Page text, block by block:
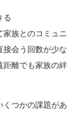
る
族とのコミュニ
接会う回数が少な
距離でも家族の絆
くつかの課題があ